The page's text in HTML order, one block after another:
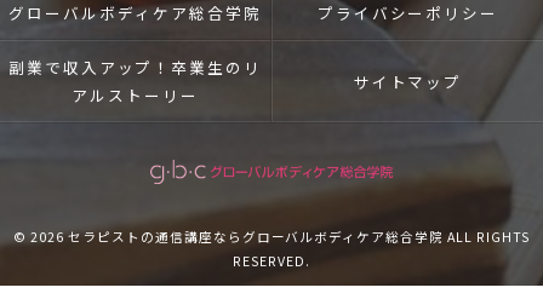
グローバルボディケア総合学院 プライバシーポリシー
副業で収入アップ！卒業生のリ
アルストーリー
サイトマップ
© 2026 セラピストの通信講座ならグローバルボディケア総合学院 ALL RIGHTS
RESERVED.